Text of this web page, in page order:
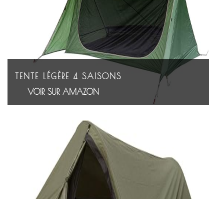
TENTE LÉGÈRE 4 SAISONS
VOIR SUR AMAZON